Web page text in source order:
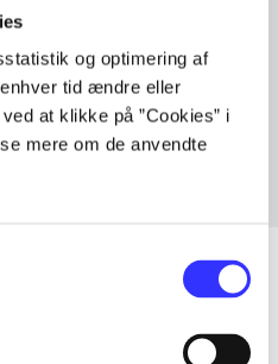
og optimering af
tid ændre eller
at klikke på ”Cookies” i
mere om de anvendte
emner